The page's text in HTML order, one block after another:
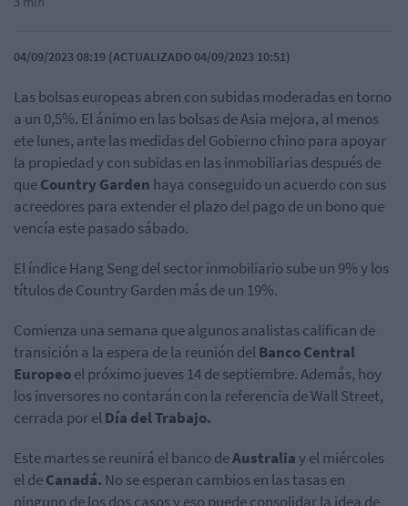
04/09/2023 08:19 (ACTUALIZADO 04/09/2023 10:51)
Las bolsas europeas abren con subidas moderadas en torno
a un 0,5%. El ánimo en las bolsas de Asia mejora, al menos
ete lunes, ante las medidas del Gobierno chino para apoyar
la propiedad y con subidas en las inmobiliarias después de
queCountry Garden haya conseguido un acuerdo con sus
acreedores para extender el plazo del pago de un bono que
vencía este pasado sábado.
El índice Hang Seng del sector inmobiliario sube un 9% y los
títulos de Country Garden más de un 19%.
Comienza una semana que algunos analistas califican de
transición a la espera de la reunión delBanco Central
Europeoel próximo jueves 14 de septiembre. Además, hoy
los inversores no contarán con la referencia de Wall Street,
cerrada por elDía del Trabajo.
Este martes se reunirá el banco deAustraliay el miércoles
el deCanadá. No se esperan cambios en las tasas en
ninguno de los dos casos y eso puede consolidar la idea de